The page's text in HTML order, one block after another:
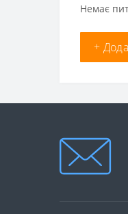
Немає
+